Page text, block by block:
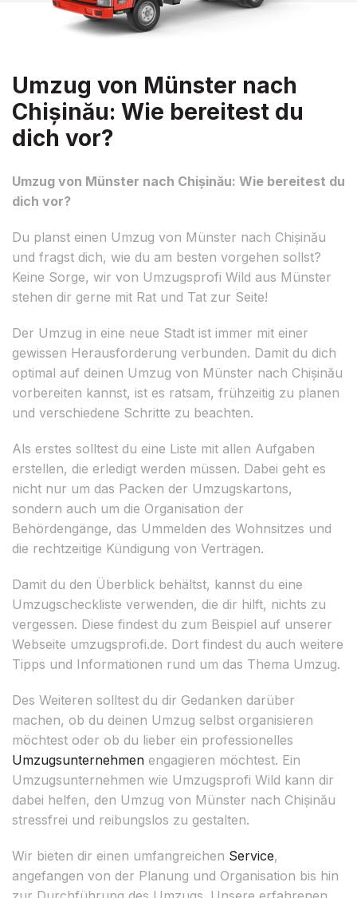
Umzug von Münster nach
Chișinău: Wie bereitest du
dich vor?
Umzug von Münster nach Chișinău: Wie bereitest du
dich vor?
Du planst einen Umzug von Münster nach Chișinău
und fragst dich, wie du am besten vorgehen sollst?
Keine Sorge, wir von Umzugsprofi Wild aus Münster
stehen dir gerne mit Rat und Tat zur Seite!
Der Umzug in eine neue Stadt ist immer mit einer
gewissen Herausforderung verbunden. Damit du dich
optimal auf deinen Umzug von Münster nach Chișinău
vorbereiten kannst, ist es ratsam, frühzeitig zu planen
und verschiedene Schritte zu beachten.
Als erstes solltest du eine Liste mit allen Aufgaben
erstellen, die erledigt werden müssen. Dabei geht es
nicht nur um das Packen der Umzugskartons,
sondern auch um die Organisation der
Behördengänge, das Ummelden des Wohnsitzes und
die rechtzeitige Kündigung von Verträgen.
Damit du den Überblick behältst, kannst du eine
Umzugscheckliste verwenden, die dir hilft, nichts zu
vergessen. Diese findest du zum Beispiel auf unserer
Webseite umzugsprofi.de. Dort findest du auch weitere
Tipps und Informationen rund um das Thema Umzug.
Des Weiteren solltest du dir Gedanken darüber
machen, ob du deinen Umzug selbst organisieren
möchtest oder ob du lieber ein professionelles
Umzugsunternehmen engagieren möchtest. Ein
Umzugsunternehmen wie Umzugsprofi Wild kann dir
dabei helfen, den Umzug von Münster nach Chișinău
stressfrei und reibungslos zu gestalten.
Wir bieten dir einen umfangreichen Service,
angefangen von der Planung und Organisation bis hin